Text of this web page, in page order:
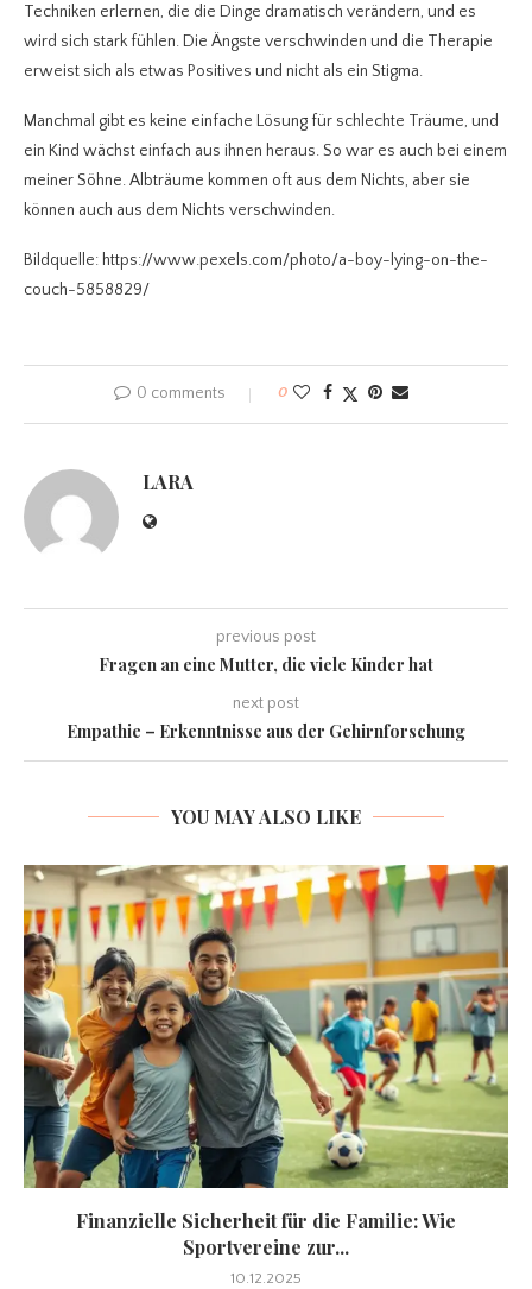
Techniken erlernen, die die Dinge dramatisch verändern, und es
wird sich stark fühlen. Die Ängste verschwinden und die Therapie
erweist sich als etwas Positives und nicht als ein Stigma.
Manchmal gibt es keine einfache Lösung für schlechte Träume, und
ein Kind wächst einfach aus ihnen heraus. So war es auch bei einem
meiner Söhne. Albträume kommen oft aus dem Nichts, aber sie
können auch aus dem Nichts verschwinden.
Bildquelle: https://www.pexels.com/photo/a-boy-lying-on-the-
couch-5858829/
0 comments 0
LARA
previous post
Fragen an eine Mutter, die viele Kinder hat
next post
Empathie – Erkenntnisse aus der Gehirnforschung
YOU MAY ALSO LIKE
Finanzielle Sicherheit für die Familie: Wie
Sportvereine zur...
10.12.2025